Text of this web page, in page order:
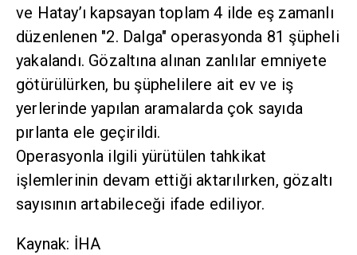
Hatay’ı kapsayan toplam 4 ilde eş zamanlı
düzenlenen "2. Dalga" operasyonda 81 şüpheli
yakalandı. Gözaltına alınan zanlılar emniyete
götürülürken, bu şüphelilere ait ev ve iş
yerlerinde yapılan aramalarda çok sayıda
pırlanta ele geçirildi.
Operasyonla ilgili yürütülen tahkikat
işlemlerinin devam ettiği aktarılırken, gözaltı
sayısının artabileceği ifade ediliyor.
Kaynak: İHA